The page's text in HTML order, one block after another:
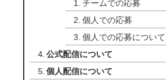
チームでの応募
個人での応募
個人での応募について
公式配信について
個人配信について